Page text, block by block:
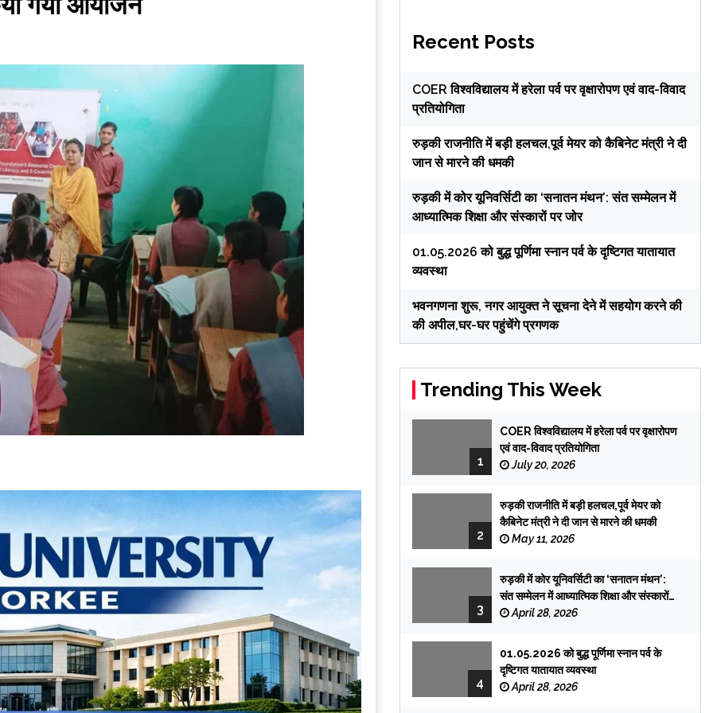
Recent Posts
COER विश्वविद्यालय में हरेला पर्व पर वृक्षारोपण एवं वाद-विवाद
प्रतियोगिता
रुड़की राजनीति में बड़ी हलचल,पूर्व मेयर को कैबिनेट मंत्री ने दी
जान से मारने की धमकी
रुड़की में कोर यूनिवर्सिटी का ‘सनातन मंथन’: संत सम्मेलन में
आध्यात्मिक शिक्षा और संस्कारों पर जोर
01.05.2026 को बुद्ध पूर्णिमा स्नान पर्व के दृष्टिगत यातायात
व्यवस्था
भवनगणना शुरू, नगर आयुक्त ने सूचना देने में सहयोग करने की
की अपील,घर-घर पहुंचेंगे प्रगणक
Trending This Week
1
COER विश्वविद्यालय में हरेला पर्व पर वृक्षारोपण
एवं वाद-विवाद प्रतियोगिता
July 20, 2026
2
रुड़की राजनीति में बड़ी हलचल,पूर्व मेयर को
कैबिनेट मंत्री ने दी जान से मारने की धमकी
May 11, 2026
3
रुड़की में कोर यूनिवर्सिटी का ‘सनातन मंथन’:
संत सम्मेलन में आध्यात्मिक शिक्षा और संस्कारों
पर जोर
April 28, 2026
4
01.05.2026 को बुद्ध पूर्णिमा स्नान पर्व के
दृष्टिगत यातायात व्यवस्था
April 28, 2026